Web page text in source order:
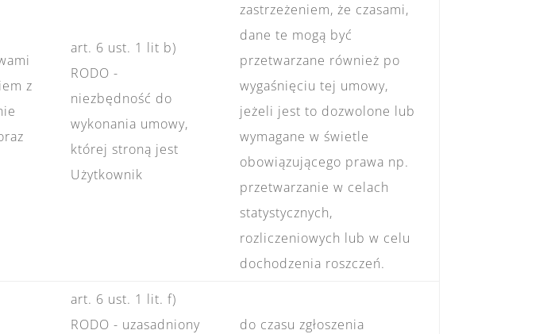
z
art. 6 ust. 1 lit b)
RODO -
niezbędność do
wykonania umowy,
której stroną jest
Użytkownik
zastrzeżeniem, że czasami,
dane te mogą być
przetwarzane również po
wygaśnięciu tej umowy,
jeżeli jest to dozwolone lub
wymagane w świetle
obowiązującego prawa np.
przetwarzanie w celach
statystycznych,
rozliczeniowych lub w celu
dochodzenia roszczeń.
art. 6 ust. 1 lit. f)
RODO - uzasadniony
do czasu zgłoszenia